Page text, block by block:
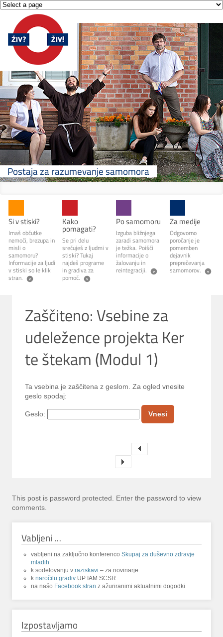
Postaja za razumevanje samomora
Si v stiski?
Imaš občutke
nemoči, brezupa in
misli o
samomoru?
Informacije za ljudi
v stiski so le klik
stran.
Kako
pomagati?
Se pri delu
srečuješ z ljudmi v
stiski? Tukaj
najdeš programe
in gradiva za
pomoč.
Po samomoru
Izguba bližnjega
zaradi samomora
je težka. Poišči
informacije o
žalovanju in
reintegraciji.
Za medije
Odgovorno
poročanje je
pomemben
dejavnik
preprečevanja
samomorov.
Zaščiteno: Vsebine za
udeležence projekta Ker
te štekam (Modul 1)
Ta vsebina je zaščitena z geslom. Za ogled vnesite
geslo spodaj:
Geslo:
This post is password protected. Enter the password to view
comments.
Vabljeni …
vabljeni na zaključno konferencoSkupaj za duševno zdravje
mladih
k sodelovanju vraziskavi – za novinarje
knaročilu gradiv UP IAM SCSR
na našo Facebook stran z ažuriranimi aktualnimi dogodki
Izpostavljamo